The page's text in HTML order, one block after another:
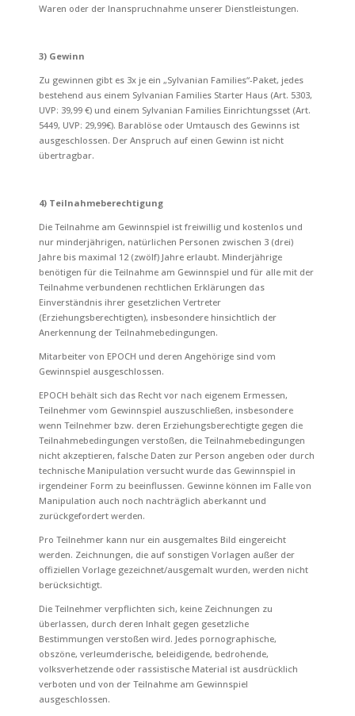
Waren oder der Inanspruchnahme unserer Dienstleistungen.
3) Gewinn
Zu gewinnen gibt es 3x je ein „Sylvanian Families“-Paket, jedes
bestehend aus einem Sylvanian Families Starter Haus (Art. 5303,
UVP: 39,99 €) und einem Sylvanian Families Einrichtungsset (Art.
5449, UVP: 29,99€). Barablöse oder Umtausch des Gewinns ist
ausgeschlossen. Der Anspruch auf einen Gewinn ist nicht
übertragbar.
4) Teilnahmeberechtigung
Die Teilnahme am Gewinnspiel ist freiwillig und kostenlos und
nur minderjährigen, natürlichen Personen zwischen 3 (drei)
Jahre bis maximal 12 (zwölf) Jahre erlaubt. Minderjährige
benötigen für die Teilnahme am Gewinnspiel und für alle mit der
Teilnahme verbundenen rechtlichen Erklärungen das
Einverständnis ihrer gesetzlichen Vertreter
(Erziehungsberechtigten), insbesondere hinsichtlich der
Anerkennung der Teilnahmebedingungen.
Mitarbeiter von EPOCH und deren Angehörige sind vom
Gewinnspiel ausgeschlossen.
EPOCH behält sich das Recht vor nach eigenem Ermessen,
Teilnehmer vom Gewinnspiel auszuschließen, insbesondere
wenn Teilnehmer bzw. deren Erziehungsberechtigte gegen die
Teilnahmebedingungen verstoßen, die Teilnahmebedingungen
nicht akzeptieren, falsche Daten zur Person angeben oder durch
technische Manipulation versucht wurde das Gewinnspiel in
irgendeiner Form zu beeinflussen. Gewinne können im Falle von
Manipulation auch noch nachträglich aberkannt und
zurückgefordert werden.
Pro Teilnehmer kann nur ein ausgemaltes Bild eingereicht
werden. Zeichnungen, die auf sonstigen Vorlagen außer der
offiziellen Vorlage gezeichnet/ausgemalt wurden, werden nicht
berücksichtigt.
Die Teilnehmer verpflichten sich, keine Zeichnungen zu
überlassen, durch deren Inhalt gegen gesetzliche
Bestimmungen verstoßen wird. Jedes pornographische,
obszöne, verleumderische, beleidigende, bedrohende,
volksverhetzende oder rassistische Material ist ausdrücklich
verboten und von der Teilnahme am Gewinnspiel
ausgeschlossen.